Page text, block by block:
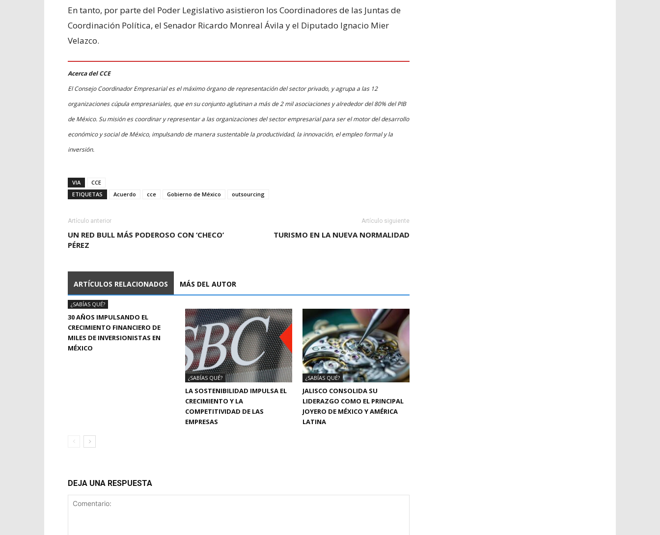
En tanto, por parte del Poder Legislativo asistieron los Coordinadores de las Juntas de
Coordinación Política, el Senador Ricardo Monreal Ávila y el Diputado Ignacio Mier
Velazco.
Acerca del CCE
El Consejo Coordinador Empresarial es el máximo órgano de representación del sector privado, y agrupa a las 12
organizaciones cúpula empresariales, que en su conjunto aglutinan a más de 2 mil asociaciones y alrededor del 80% del PIB
de México. Su misión es coordinar y representar a las organizaciones del sector empresarial para ser el motor del desarrollo
económico y social de México, impulsando de manera sustentable la productividad, la innovación, el empleo formal y la
inversión.
VIA
CCE
ETIQUETAS
Acuerdo cce Gobierno de México outsourcing
Artículo anterior
UN RED BULL MÁS PODEROSO CON ‘CHECO’
PÉREZ
Artículo siguiente
TURISMO EN LA NUEVA NORMALIDAD
ARTÍCULOS RELACIONADOS MÁS DEL AUTOR
¿SABÍAS QUÉ?
30 AÑOS IMPULSANDO EL
CRECIMIENTO FINANCIERO DE
MILES DE INVERSIONISTAS EN
MÉXICO
¿SABÍAS QUÉ?
LA SOSTENIBILIDAD IMPULSA EL
CRECIMIENTO Y LA
COMPETITIVIDAD DE LAS
EMPRESAS
¿SABÍAS QUÉ?
JALISCO CONSOLIDA SU
LIDERAZGO COMO EL PRINCIPAL
JOYERO DE MÉXICO Y AMÉRICA
LATINA
DEJA UNA RESPUESTA